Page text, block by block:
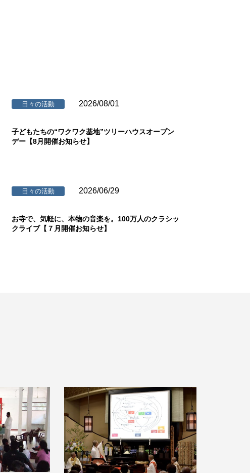
日々の活動 2026/08/01
子どもたちの“ワクワク基地”ツリーハウスオープン
デー【8月開催お知らせ】
日々の活動 2026/06/29
お寺で、気軽に、本物の音楽を。100万人のクラシッ
クライブ【７月開催お知らせ】